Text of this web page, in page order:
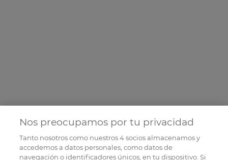
Nos preocupamos por tu privacidad
Tanto nosotros como nuestros4socios almacenamos y
accedemos a datos personales, como datos de
navegación o identificadores únicos, en tu dispositivo. Si